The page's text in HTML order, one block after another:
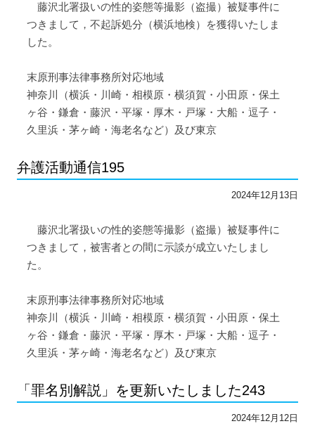
藤沢北署扱いの性的姿態等撮影（盗撮）被疑事件に
つきまして，不起訴処分（横浜地検）を獲得いたしま
した。
末原刑事法律事務所対応地域
神奈川（横浜・川崎・相模原・横須賀・小田原・保土
ヶ谷・鎌倉・藤沢・平塚・厚木・戸塚・大船・逗子・
久里浜・茅ヶ崎・海老名など）及び東京
弁護活動通信195
2024年12月13日
藤沢北署扱いの性的姿態等撮影（盗撮）被疑事件に
つきまして，被害者との間に示談が成立いたしまし
た。
末原刑事法律事務所対応地域
神奈川（横浜・川崎・相模原・横須賀・小田原・保土
ヶ谷・鎌倉・藤沢・平塚・厚木・戸塚・大船・逗子・
久里浜・茅ヶ崎・海老名など）及び東京
「罪名別解説」を更新いたしました243
2024年12月12日